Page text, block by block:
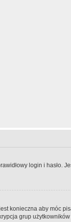
login i hasło.
konieczna aby móc
grup